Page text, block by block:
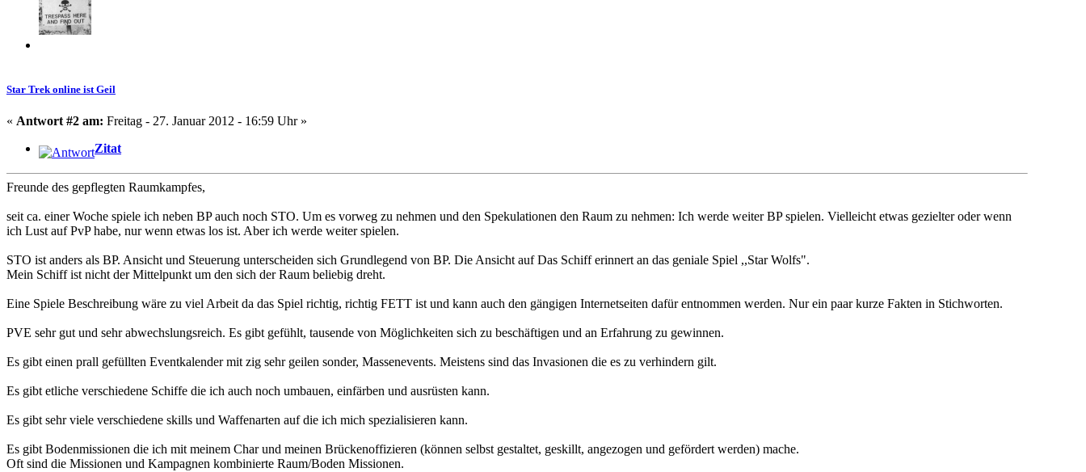
Star Trek online ist Geil
« Antwort #2 am: Freitag - 27. Januar 2012 - 16:59 Uhr »
Zitat
Freunde des gepflegten Raumkampfes,
seit ca. einer Woche spiele ich neben BP auch noch STO. Um es vorweg zu nehmen und den Spekulationen den Raum zu nehmen: Ich werde weiter BP spielen. Vielleicht etwas gezielter oder wenn
ich Lust auf PvP habe, nur wenn etwas los ist. Aber ich werde weiter spielen.
STO ist anders als BP. Ansicht und Steuerung unterscheiden sich Grundlegend von BP. Die Ansicht auf Das Schiff erinnert an das geniale Spiel ,,Star Wolfs".
Mein Schiff ist nicht der Mittelpunkt um den sich der Raum beliebig dreht.
Eine Spiele Beschreibung wäre zu viel Arbeit da das Spiel richtig, richtig FETT ist und kann auch den gängigen Internetseiten dafür entnommen werden. Nur ein paar kurze Fakten in Stichworten.
PVE sehr gut und sehr abwechslungsreich. Es gibt gefühlt, tausende von Möglichkeiten sich zu beschäftigen und an Erfahrung zu gewinnen.
Es gibt einen prall gefüllten Eventkalender mit zig sehr geilen sonder, Massenevents. Meistens sind das Invasionen die es zu verhindern gilt.
Es gibt etliche verschiedene Schiffe die ich auch noch umbauen, einfärben und ausrüsten kann.
Es gibt sehr viele verschiedene skills und Waffenarten auf die ich mich spezialisieren kann.
Es gibt Bodenmissionen die ich mit meinem Char und meinen Brückenoffizieren (können selbst gestaltet, geskillt, angezogen und gefördert werden) mache.
Oft sind die Missionen und Kampagnen kombinierte Raum/Boden Missionen.